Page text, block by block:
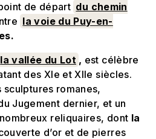
de départ du chemin
la voie du Puy-en-
la vallée du Lot , est célèbre
des XIe et XIIe siècles.
romanes,
Jugement dernier, et un
reliquaires, dont la
d’or et de pierres